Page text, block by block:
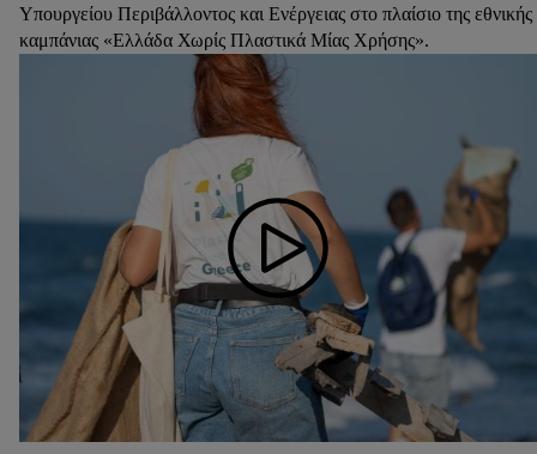
Υπουργείου Περιβάλλοντος και Ενέργειας στο πλαίσιο της εθνικής
καμπάνιας «Ελλάδα Χωρίς Πλαστικά Μίας Χρήσης».